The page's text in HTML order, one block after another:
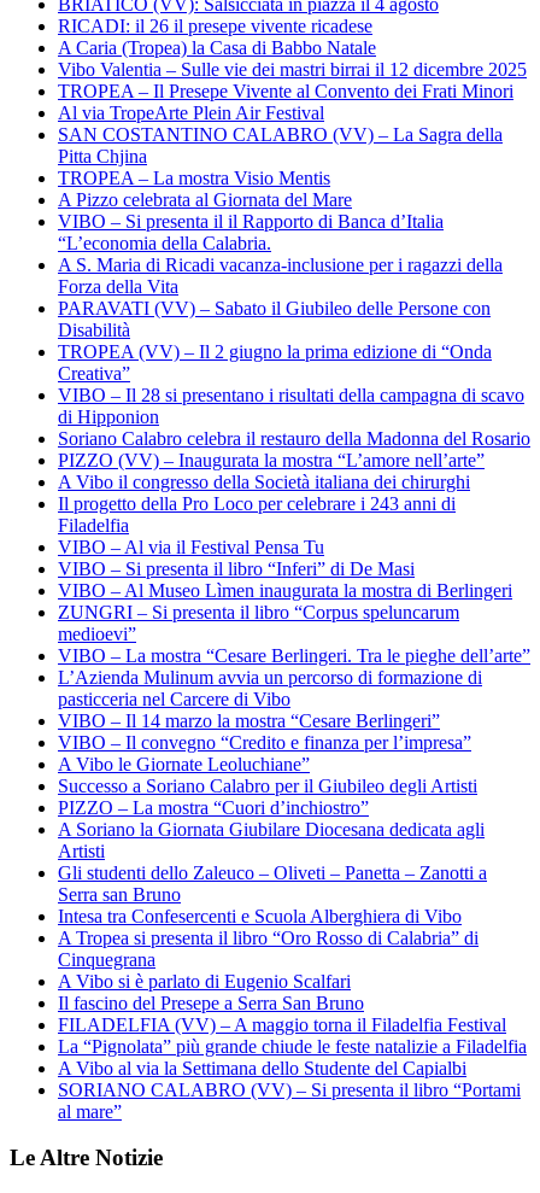
RICADI: il 26 il presepe vivente ricadese
A Caria (Tropea) la Casa di Babbo Natale
Vibo Valentia – Sulle vie dei mastri birrai il 12 dicembre 2025
TROPEA – Il Presepe Vivente al Convento dei Frati Minori
Al via TropeArte Plein Air Festival
SAN COSTANTINO CALABRO (VV) – La Sagra della
Pitta Chjina
TROPEA – La mostra Visio Mentis
A Pizzo celebrata al Giornata del Mare
VIBO – Si presenta il il Rapporto di Banca d’Italia
“L’economia della Calabria.
A S. Maria di Ricadi vacanza-inclusione per i ragazzi della
Forza della Vita
PARAVATI (VV) – Sabato il Giubileo delle Persone con
Disabilità
TROPEA (VV) – Il 2 giugno la prima edizione di “Onda
Creativa”
VIBO – Il 28 si presentano i risultati della campagna di scavo
di Hipponion
Soriano Calabro celebra il restauro della Madonna del Rosario
PIZZO (VV) – Inaugurata la mostra “L’amore nell’arte”
A Vibo il congresso della Società italiana dei chirurghi
Il progetto della Pro Loco per celebrare i 243 anni di
Filadelfia
VIBO – Al via il Festival Pensa Tu
VIBO – Si presenta il libro “Inferi” di De Masi
VIBO – Al Museo Lìmen inaugurata la mostra di Berlingeri
ZUNGRI – Si presenta il libro “Corpus speluncarum
medioevi”
VIBO – La mostra “Cesare Berlingeri. Tra le pieghe dell’arte”
L’Azienda Mulinum avvia un percorso di formazione di
pasticceria nel Carcere di Vibo
VIBO – Il 14 marzo la mostra “Cesare Berlingeri”
VIBO – Il convegno “Credito e finanza per l’impresa”
A Vibo le Giornate Leoluchiane”
Successo a Soriano Calabro per il Giubileo degli Artisti
PIZZO – La mostra “Cuori d’inchiostro”
A Soriano la Giornata Giubilare Diocesana dedicata agli
Artisti
Gli studenti dello Zaleuco – Oliveti – Panetta – Zanotti a
Serra san Bruno
Intesa tra Confesercenti e Scuola Alberghiera di Vibo
A Tropea si presenta il libro “Oro Rosso di Calabria” di
Cinquegrana
A Vibo si è parlato di Eugenio Scalfari
Il fascino del Presepe a Serra San Bruno
FILADELFIA (VV) – A maggio torna il Filadelfia Festival
La “Pignolata” più grande chiude le feste natalizie a Filadelfia
A Vibo al via la Settimana dello Studente del Capialbi
SORIANO CALABRO (VV) – Si presenta il libro “Portami
al mare”
Le Altre Notizie